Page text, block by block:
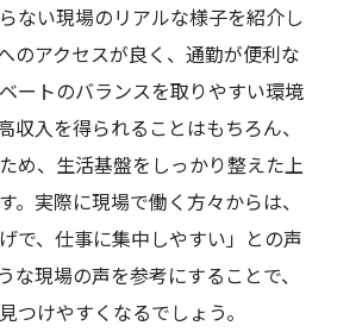
ない現場のリアルな様子を紹介し
のアクセスが良く、通勤が便利な
ートのバランスを取りやすい環境
収入を得られることはもちろん、
め、生活基盤をしっかり整えた上
。実際に現場で働く方々からは、
で、仕事に集中しやすい」との声
な現場の声を参考にすることで、
つけやすくなるでしょう。